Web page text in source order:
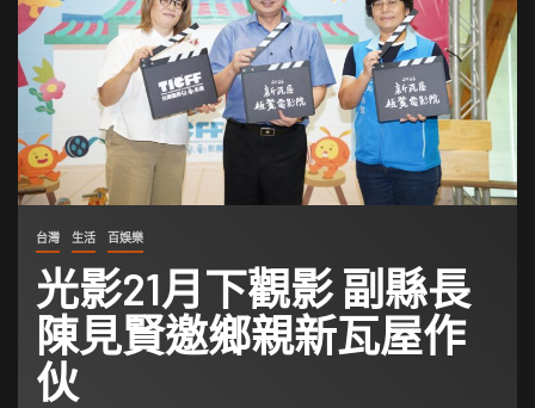
台灣 生活 百娛樂
光影21月下觀影 副縣長
陳見賢邀鄉親新瓦屋作
伙